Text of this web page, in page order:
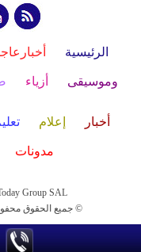
الرئيسية
وموسيقى أزياء
أخبار إعلام
مدونات
Group SAL
جميع الحقوق محفوظة لمجموعة العرب اليوم الاعلامية 2025 ©